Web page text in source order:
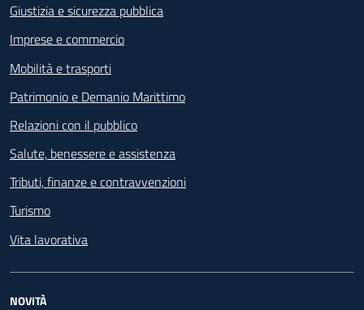
Giustizia e sicurezza pubblica
Imprese e commercio
Mobilità e trasporti
Patrimonio e Demanio Marittimo
Relazioni con il pubblico
Salute, benessere e assistenza
Tributi, finanze e contravvenzioni
Turismo
Vita lavorativa
NOVITÀ